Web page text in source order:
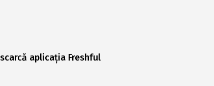
aplicația Freshful